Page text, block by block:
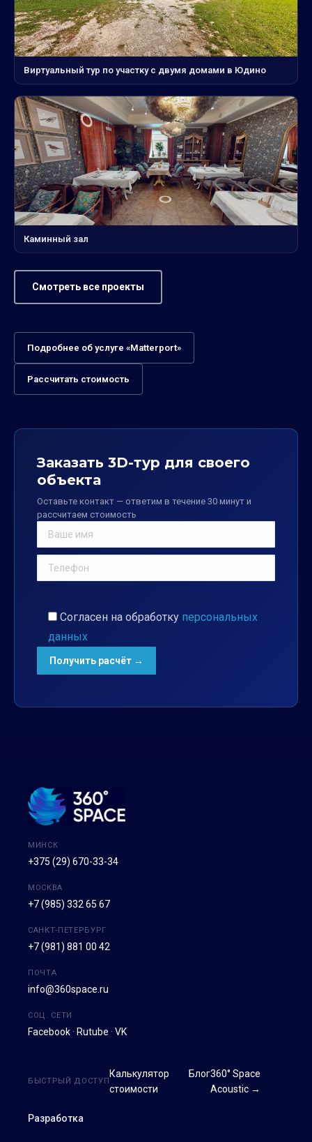
Виртуальный тур по участку с двумя домами в Юдино
Каминный зал
Смотреть все проекты
Подробнее об услуге «Matterport»
Рассчитать стоимость
Заказать 3D-тур для своего
объекта
Оставьте контакт — ответим в течение 30 минут и
рассчитаем стоимость
Согласен на обработку персональных
данных
МИНСК
+375 (29) 670-33-34
МОСКВА
+7 (985) 332 65 67
САНКТ-ПЕТЕРБУРГ
+7 (981) 881 00 42
ПОЧТА
info@360space.ru
СОЦ. СЕТИ
Facebook · Rutube · VK
Разработка
БЫСТРЫЙ ДОСТУП
Калькулятор
стоимости
Блог360° Space
Acoustic →